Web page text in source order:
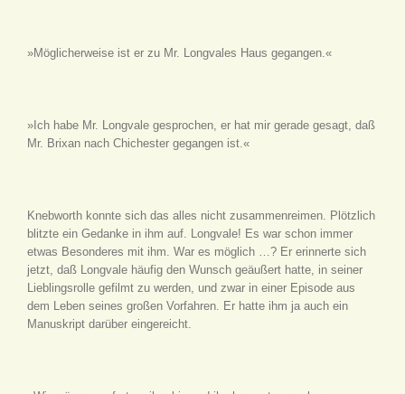
»Möglicherweise ist er zu Mr. Longvales Haus gegangen.«
»Ich habe Mr. Longvale gesprochen, er hat mir gerade gesagt, daß
Mr. Brixan nach Chichester gegangen ist.«
Knebworth konnte sich das alles nicht zusammenreimen. Plötzlich
blitzte ein Gedanke in ihm auf. Longvale! Es war schon immer
etwas Besonderes mit ihm. War es möglich …? Er erinnerte sich
jetzt, daß Longvale häufig den Wunsch geäußert hatte, in seiner
Lieblingsrolle gefilmt zu werden, und zwar in einer Episode aus
dem Leben seines großen Vorfahren. Er hatte ihm ja auch ein
Manuskript darüber eingereicht.